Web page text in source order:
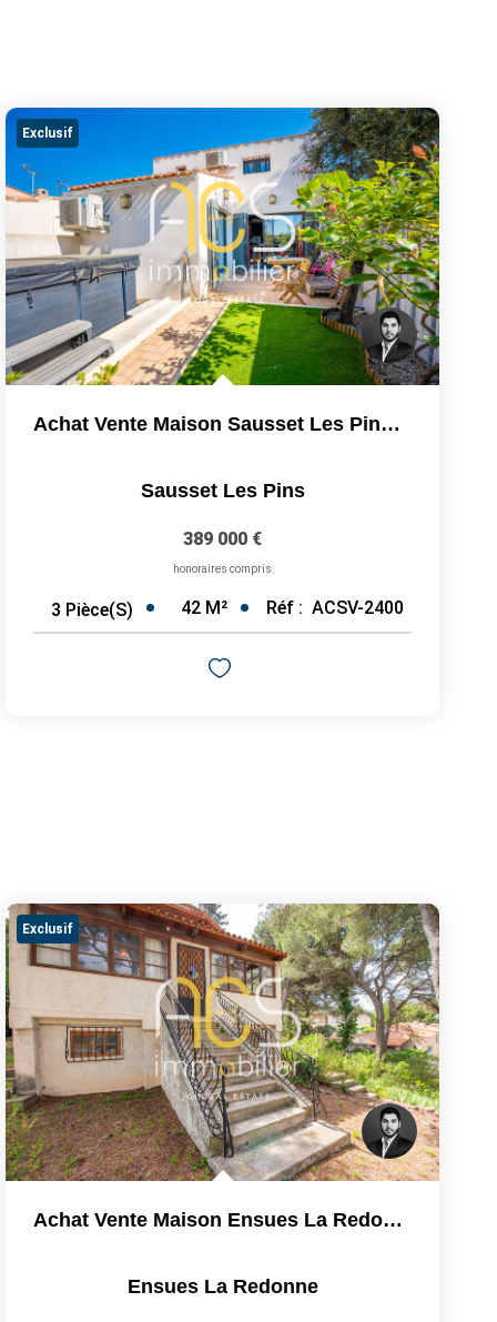
Exclusif
Achat Vente Maison Sausset Les Pins 3 Pièces 51m² Jardin...
Sausset Les Pins
389 000 €
honoraires compris
3 Pièce(s) 42 M² Réf : ACSV-2400
Exclusif
Achat Vente Maison Ensues La Redonne 5pièces 123m2 Avec...
Ensues La Redonne